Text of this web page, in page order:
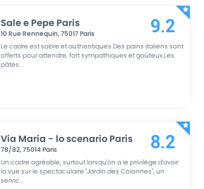
Sale e Pepe Paris
10 Rue Rennequin,75017Paris
Le cadre est sobre et authentiques.Des pains italiens sont
offerts pour attendre, fort sympathiques et goûteux.Les
pâtes...
9.2
Via Maria - lo scenario Paris
78/82,75014Paris
Un cadre agréable, surtout lorsqu'on a le privilège d'avoir
la vue sur le spectaculaire "Jardin des Colonnes", un
servic...
8.2